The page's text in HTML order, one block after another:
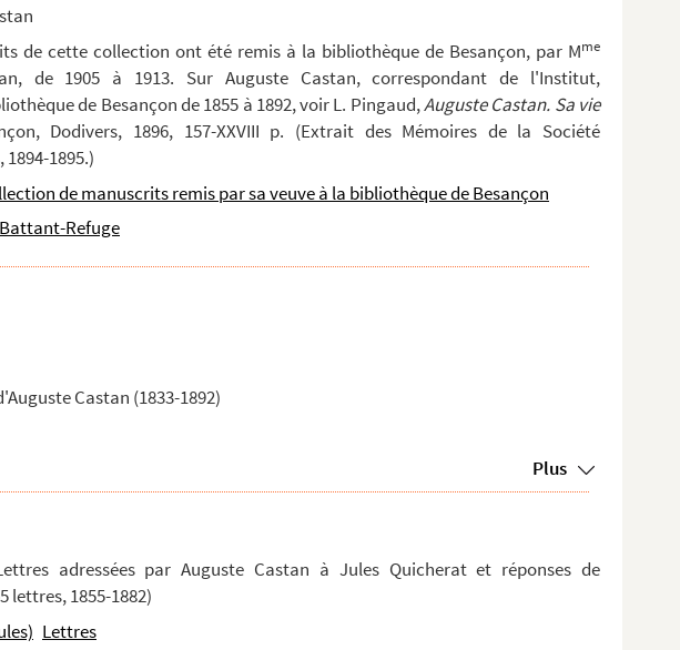
de cette collection ont été remis à la bibliothèque de Besançon, par Mme
de 1905 à 1913. Sur Auguste Castan, correspondant de l'Institut,
de Besançon de 1855 à 1892, voir L. Pingaud,Auguste Castan. Sa vie
Dodivers, 1896, 157-XXVIII p. (Extrait des Mémoires de la Société
1895.)
de manuscrits remis par sa veuve à la bibliothèque de Besançon
Refuge
Castan (1833-1892)
Plus
adressées par Auguste Castan à Jules Quicherat et réponses de
lettres, 1855-1882)
Lettres